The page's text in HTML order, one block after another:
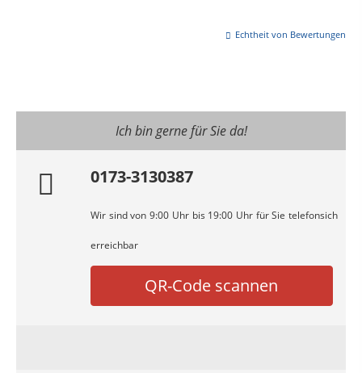
Echtheit von Bewertungen
Ich bin gerne für Sie da!
0173-3130387
Wir sind von 9:00 Uhr bis 19:00 Uhr für Sie telefonsich
erreichbar
QR-Code scannen